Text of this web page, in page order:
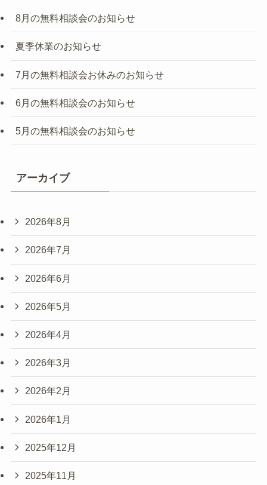
8月の無料相談会のお知らせ
夏季休業のお知らせ
7月の無料相談会お休みのお知らせ
6月の無料相談会のお知らせ
5月の無料相談会のお知らせ
アーカイブ
2026年8月
2026年7月
2026年6月
2026年5月
2026年4月
2026年3月
2026年2月
2026年1月
2025年12月
2025年11月